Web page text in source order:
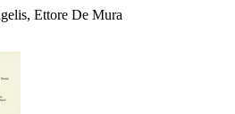
Ettore De Mura